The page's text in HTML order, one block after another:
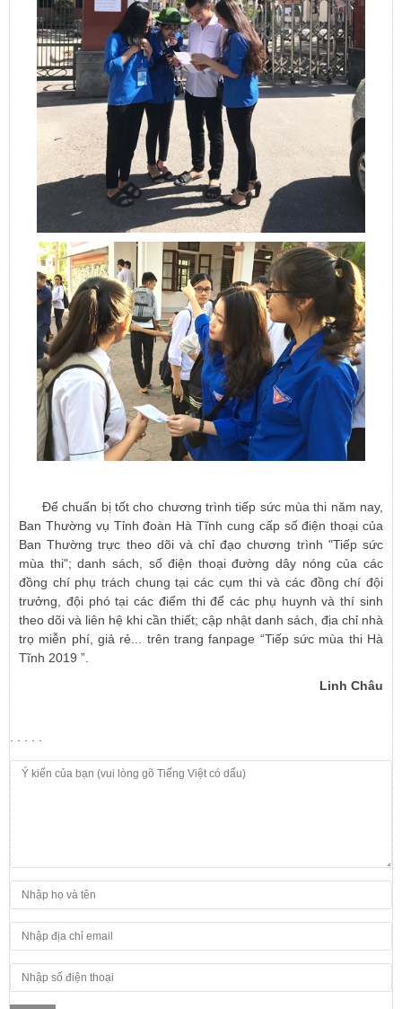
Để chuẩn bị tốt cho chương trình tiếp sức mùa thi năm nay,
Ban Thường vụ Tỉnh đoàn Hà Tĩnh cung cấp số điện thoại của
Ban Thường trực theo dõi và chỉ đạo chương trình "Tiếp sức
mùa thi"; danh sách, số điện thoại đường dây nóng của các
đồng chí phụ trách chung tại các cụm thi và các đồng chí đội
trưởng, đội phó tại các điểm thi để các phụ huynh và thí sinh
theo dõi và liên hệ khi cần thiết; cập nhật danh sách, địa chỉ nhà
trọ miễn phí, giả rẻ... trên trang fanpage “Tiếp sức mùa thi Hà
Tĩnh 2019 ”.
Linh Châu